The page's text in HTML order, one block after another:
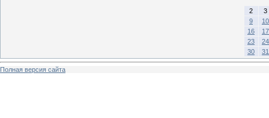
2
3
9
10
16
17
23
24
30
31
Полная версия сайта